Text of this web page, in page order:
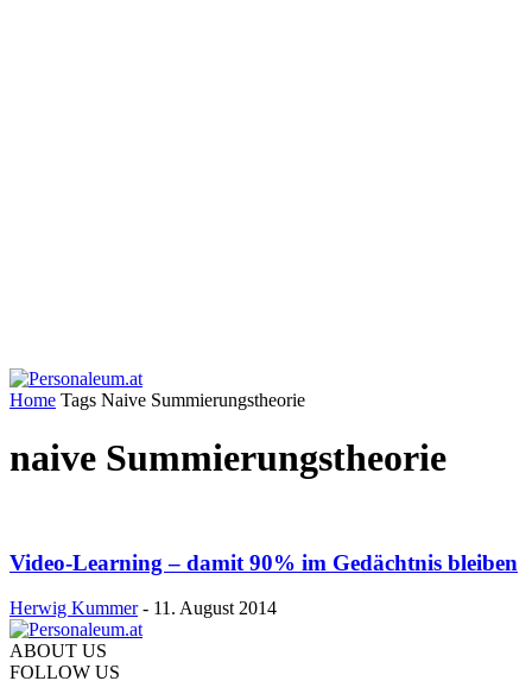
Home Tags Naive Summierungstheorie
naive Summierungstheorie
Video-Learning – damit 90% im Gedächtnis bleiben
Herwig Kummer - 11. August 2014
ABOUT US
FOLLOW US